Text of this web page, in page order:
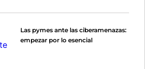
Las pymes ante las ciberamenazas:
empezar por lo esencial